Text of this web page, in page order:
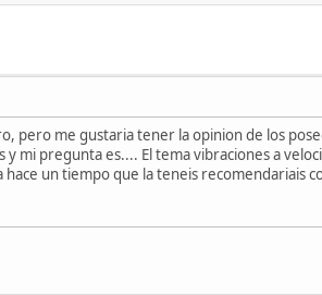
pero me gustaria tener la opinion de los
mi pregunta es.... El tema vibraciones a
un tiempo que la teneis recomendariais